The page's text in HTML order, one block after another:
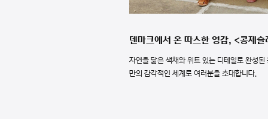
덴마크에서 온 따스한 영감, <콩제
자연을 닮은 색채와 위트 있는 디테일로 완성된
만의 감각적인 세계로 여러분을 초대합니다.